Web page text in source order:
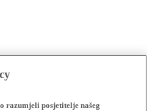
razumjeli posjetitelje našeg